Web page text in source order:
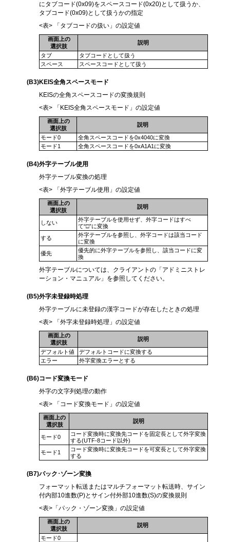
にタブコード(0x09)をスペースコード(0x20)として扱うか、
タブコード(0x09)として扱うかの指定
<表> 「タブコードの扱い」の設定値
画面上の
選択肢
説明
タブ
タブコードとして扱う
スペース
スペースコードとして扱う
(B3)KEIS全角スペースモード
KEISの全角スペースコードの変換規則
<表> 「KEIS全角スペースモード」の設定値
画面上の
選択肢
説明
モード0
全角スペースコードを0x4040に変換
モード1
全角スペースコードを0xA1A1に変換
(B4)外字テーブル使用
外字テーブル変換の処理
<表> 「外字テーブル使用」の設定値
画面上の
選択肢
説明
しない
外字テーブルを使用せず、外字コードはすべ
て“□”に変換
する
外字テーブルを参照し、外字コードは該当コード
に変換
優先
優先的に外字テーブルを参照し、該当コードに変
換
外字テーブルについては、クライアントの「アドミニストレ
ーション・マニュアル」を参照してください。
(B5)外字未登録時処理
外字テーブルに未登録の漢字コードが存在したときの処理
<表> 「外字未登録時処理」の設定値
画面上の
選択肢
説明
デフォルト値
デフォルトコードに変換する
エラー
外字変換エラーとする
(B6)コード変換モード
外字の文字列処理の動作
<表> 「コード変換モード」の設定値
画面上の
選択肢
説明
モード0
コード変換時に変換先コードを固定長として外字変換
する(UTF-8コード以外)
モード1
コード変換時に変換先コードを可変長として外字変換
する
(B7)パック･ゾーン変換
フォーマット転送またはマルチフォーマット転送時、サイン
付内部10進数(P)とサイン付外部10進数(S)の変換規則
<表>「パック・ゾーン変換」の設定値
画面上の
選択肢
説明
モード0